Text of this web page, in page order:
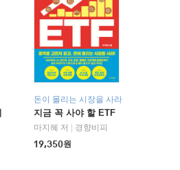
돈이 몰리는 시장을 사라
지금 꼭 사야 할 ETF
마지혜 저
경향비피
19,350원